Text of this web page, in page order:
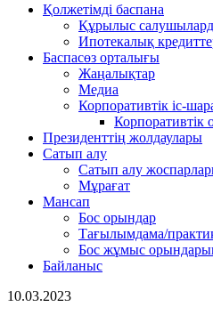
Қолжетімді баспана
Құрылыс
Ипотекалық
Баспасөз орталығы
Жаңалықтар
Медиа
Корпоративтік іс-
Корпоративтік
Президенттің жолдаулары
Сатып алу
Сатып алу
Мұрағат
Мансап
Бос орындар
Тағылымдама/
Бос жұмыс
Байланыс
10.03.2023